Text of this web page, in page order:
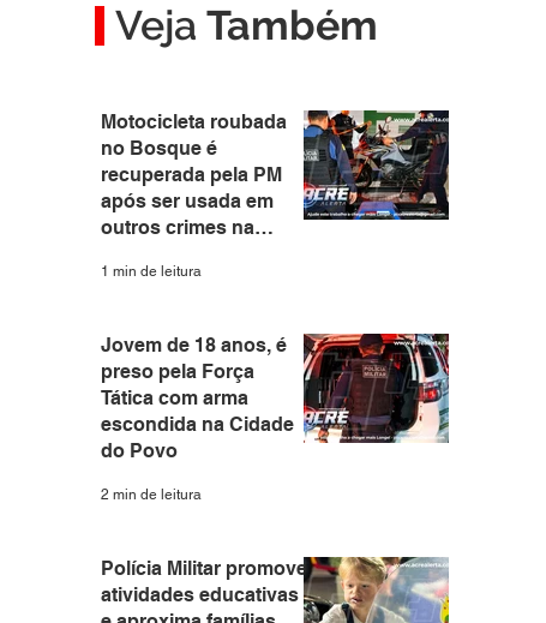
Motocicleta roubada
no Bosque é
recuperada pela PM
após ser usada em
outros crimes na
1 min de leitura
Jovem de 18 anos, é
preso pela Força
Tática com arma
escondida na Cidade
do Povo
2 min de leitura
Polícia Militar promove
atividades educativas
Veja Também